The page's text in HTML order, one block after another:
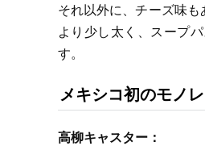
それ以外に、チーズ味
より少し太く、スープ
す。
メキシコ初のモノ
高柳キャスター：